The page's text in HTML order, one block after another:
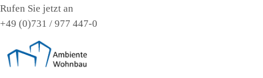
Rufen Sie jetzt an
+49 (0)731 / 977 447-0